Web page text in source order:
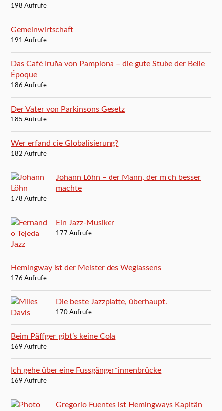
198 Aufrufe
Gemeinwirtschaft
191 Aufrufe
Das Café Iruña von Pamplona – die gute Stube der Belle
Époque
186 Aufrufe
Der Vater von Parkinsons Gesetz
185 Aufrufe
Wer erfand die Globalisierung?
182 Aufrufe
Johann Löhn – der Mann, der mich besser
machte
178 Aufrufe
Ein Jazz-Musiker
177 Aufrufe
Hemingway ist der Meister des Weglassens
176 Aufrufe
Die beste Jazzplatte, überhaupt.
170 Aufrufe
Beim Päffgen gibt’s keine Cola
169 Aufrufe
Ich gehe über eine Fussgänger*innenbrücke
169 Aufrufe
Gregorio Fuentes ist Hemingways Kapitän